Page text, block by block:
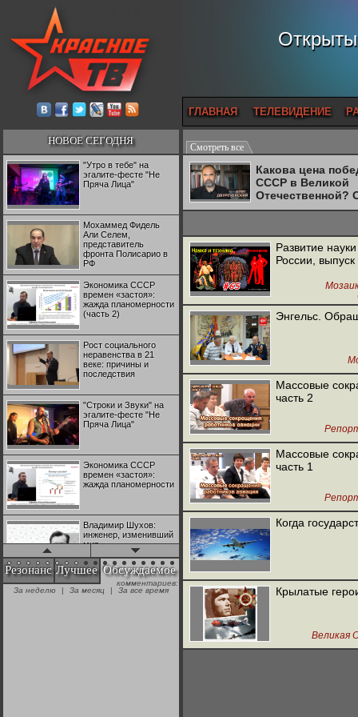
ГЛАВНАЯ ТЕЛЕВИДЕНИЕ
НОВОЕ СЕГОДНЯ
"Утро в тебе" на
эгалите-фесте "Не
Пряча Лица"
Мохаммед Фидель
Али Селем,
представитель
фронта Полисарио в
РФ
Экономика СССР
времен «застоя»:
жажда планомерности
(часть 2)
Рост социального
неравенства в 21
веке: причины и
последствия
"Строки и Звуки" на
эгалите-фесте "Не
Пряча Лица"
Экономика СССР
времен «застоя»:
жажда планомерности
Владимир Шухов:
инженер, изменивший
мир
"Аркадий Коц" на
эгалите-фесте "Не
Резонанс Лучшее Обсуждаемое
комментариев:
За неделю
| За месяц | За все время
Смотреть все
Какова цена
СССР в Великой
Отечественной?
Двуреченский о
Развитие
России, выпуск
Энгельс.
Массовые
часть 2
Массовые
часть 1
Когда
Крылатые
Великая